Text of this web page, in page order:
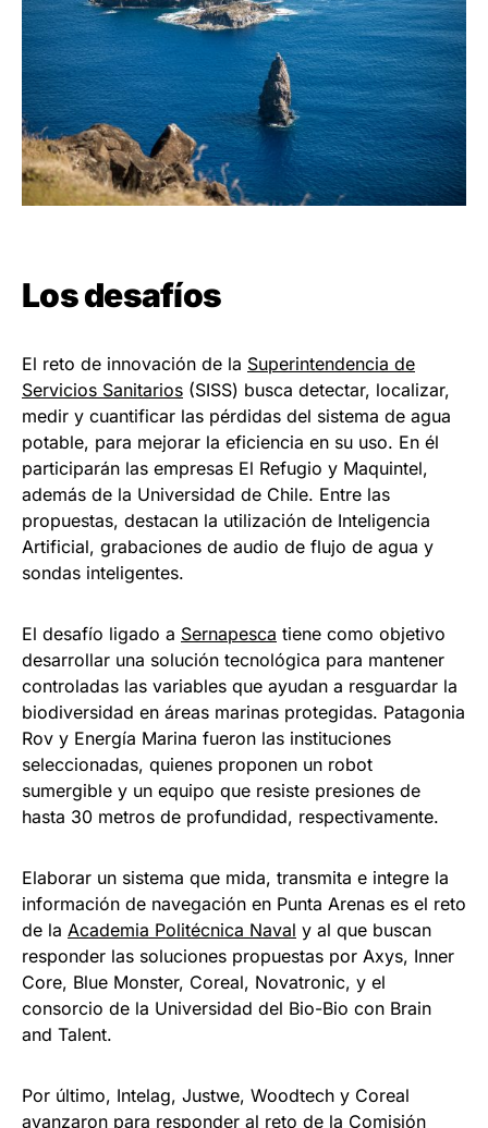
Los desafíos
El reto de innovación de la Superintendencia de
Servicios Sanitarios (SISS) busca detectar, localizar,
medir y cuantificar las pérdidas del sistema de agua
potable, para mejorar la eficiencia en su uso. En él
participarán las empresas El Refugio y Maquintel,
además de la Universidad de Chile. Entre las
propuestas, destacan la utilización de Inteligencia
Artificial, grabaciones de audio de flujo de agua y
sondas inteligentes.
El desafío ligado a Sernapesca tiene como objetivo
desarrollar una solución tecnológica para mantener
controladas las variables que ayudan a resguardar la
biodiversidad en áreas marinas protegidas. Patagonia
Rov y Energía Marina fueron las instituciones
seleccionadas, quienes proponen un robot
sumergible y un equipo que resiste presiones de
hasta 30 metros de profundidad, respectivamente.
Elaborar un sistema que mida, transmita e integre la
información de navegación en Punta Arenas es el reto
de la Academia Politécnica Naval y al que buscan
responder las soluciones propuestas por Axys, Inner
Core, Blue Monster, Coreal, Novatronic, y el
consorcio de la Universidad del Bio-Bio con Brain
and Talent.
Por último, Intelag, Justwe, Woodtech y Coreal
avanzaron para responder al reto de la Comisión